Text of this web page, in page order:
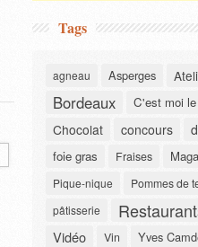
Tags
agneau Asperges
Bordeaux C'est moi
Chocolat concours
foie gras Fraises
Pique-nique
Pommes de
pâtisserie
Vidéo Vin Yves